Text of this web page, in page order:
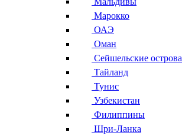
Марокко
ОАЭ
Оман
Сейшельские острова
Тайланд
Тунис
Узбекистан
Филиппины
Шри-Ланка